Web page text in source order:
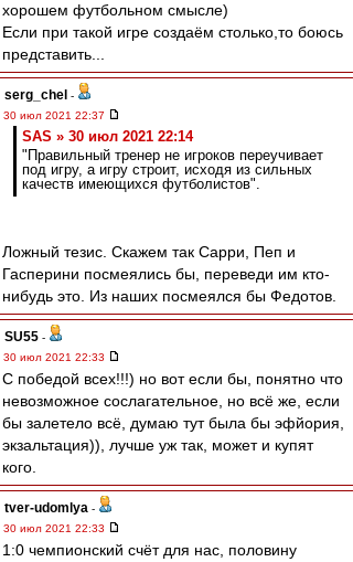
хорошем футбольном смысле)
Если при такой игре создаём столько,то боюсь
представить...
serg_chel -
30 июл 2021 22:37
SAS » 30 июл 2021 22:14
"Правильный тренер не игроков переучивает
под игру, а игру строит, исходя из сильных
качеств имеющихся футболистов".
Ложный тезис. Скажем так Сарри, Пеп и
Гасперини посмеялись бы, переведи им кто-
нибудь это. Из наших посмеялся бы Федотов.
SU55 -
30 июл 2021 22:33
С победой всех!!!) но вот если бы, понятно что
невозможное сослагательное, но всë же, если
бы залетело всë, думаю тут была бы эфйория,
экзальтация)), лучше уж так, может и купят
кого.
tver-udomlya -
30 июл 2021 22:33
1:0 чемпионский счёт для нас, половину